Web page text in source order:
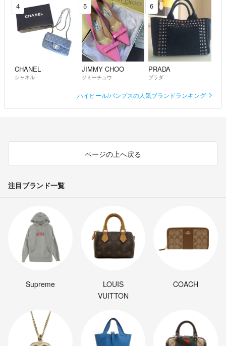
4
CHANEL
シャネル
5
JIMMY CHOO
ジミーチュウ
6
PRADA
プラダ
ハイヒール/パンプスの人気ブランドランキング
ページの上へ戻る
注目ブランド一覧
Supreme
LOUIS
VUITTON
COACH